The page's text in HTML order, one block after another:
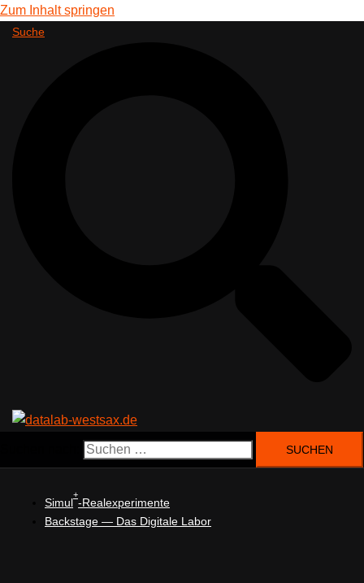
Zum Inhalt springen
Suche
Simul
+
-Realexperimente
Backstage — Das Digitale Labor